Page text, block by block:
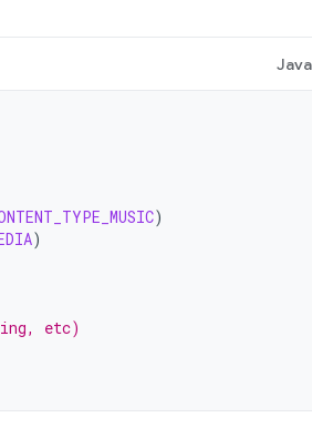
Java
)
)
etc)